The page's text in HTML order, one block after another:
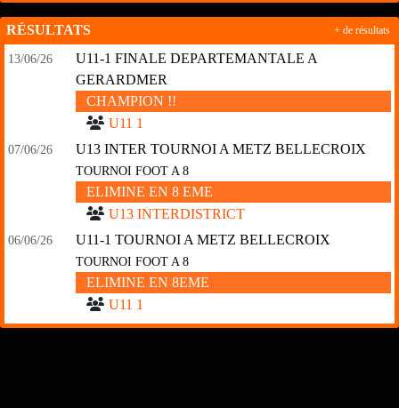
RÉSULTATS
13/06/26
U11-1 FINALE DEPARTEMANTALE A
GERARDMER
CHAMPION !!
U11 1
07/06/26 U13 INTER TOURNOI A METZ BELLECROIX
TOURNOI FOOT A 8
ELIMINE EN 8 EME
U13 INTERDISTRICT
06/06/26 U11-1 TOURNOI A METZ BELLECROIX
TOURNOI FOOT A 8
ELIMINE EN 8EME
U11 1
+ de résultats